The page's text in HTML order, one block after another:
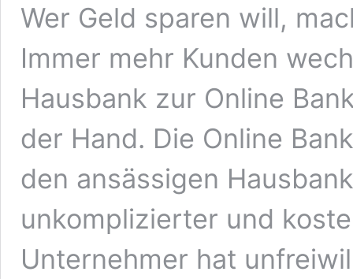
Wer Geld sparen will,
Immer mehr Kunden
Hausbank zur Online
der Hand. Die Online
den ansässigen
unkomplizierter und
Unternehmer hat